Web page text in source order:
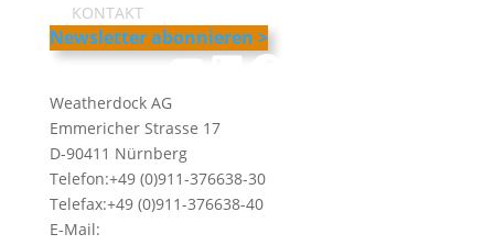
KONTAKT
Newsletter abonnieren >
YouTube
LinkedIn
Facebook
Weatherdock AG
Emmericher Strasse 17
D-90411 Nürnberg
Telefon:+49 (0)911-376638-30
Telefax:+49 (0)911-376638-40
E-Mail: